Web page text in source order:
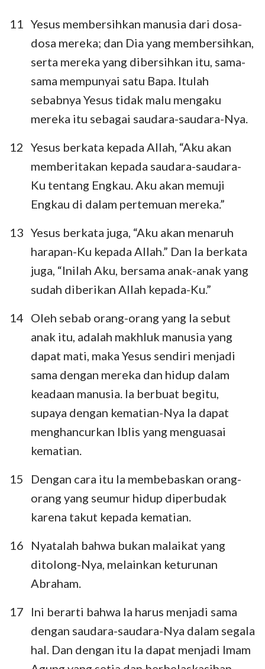
8
9 10 11 12 13
11
Yesus membersihkan manusia dari dosa-
dosa mereka; dan Dia yang membersihkan,
serta mereka yang dibersihkan itu, sama-
sama mempunyai satu Bapa. Itulah
sebabnya Yesus tidak malu mengaku
mereka itu sebagai saudara-saudara-Nya.
12 Yesus berkata kepada Allah, “Aku akan
memberitakan kepada saudara-saudara-
Ku tentang Engkau. Aku akan memuji
Engkau di dalam pertemuan mereka.”
13 Yesus berkata juga, “Aku akan menaruh
harapan-Ku kepada Allah.” Dan Ia berkata
juga, “Inilah Aku, bersama anak-anak yang
sudah diberikan Allah kepada-Ku.”
14 Oleh sebab orang-orang yang Ia sebut
anak itu, adalah makhluk manusia yang
dapat mati, maka Yesus sendiri menjadi
sama dengan mereka dan hidup dalam
keadaan manusia. Ia berbuat begitu,
supaya dengan kematian-Nya Ia dapat
menghancurkan Iblis yang menguasai
kematian.
15
Dengan cara itu Ia membebaskan orang-
orang yang seumur hidup diperbudak
karena takut kepada kematian.
16
Nyatalah bahwa bukan malaikat yang
ditolong-Nya, melainkan keturunan
Abraham.
17
Ini berarti bahwa Ia harus menjadi sama
dengan saudara-saudara-Nya dalam segala
hal. Dan dengan itu Ia dapat menjadi Imam